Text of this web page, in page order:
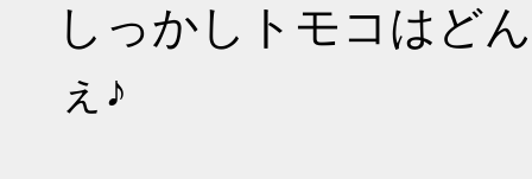
しっかしトモコはど
ぇ♪